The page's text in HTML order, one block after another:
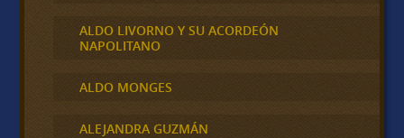
ALDO LIVORNO Y SU ACORDEÓN
NAPOLITANO
ALDO MONGES
ALEJANDRA GUZMÁN